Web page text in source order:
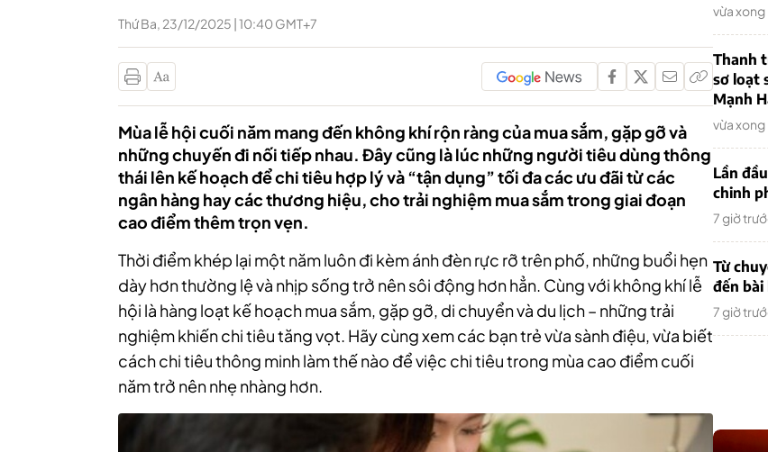
Thứ Ba, 23/12/2025 | 10:40 GMT+7
Mùa lễ hội cuối năm mang đến không khí rộn ràng của mua sắm, gặp gỡ và
những chuyến đi nối tiếp nhau. Đây cũng là lúc những người tiêu dùng thông
thái lên kế hoạch để chi tiêu hợp lý và “tận dụng” tối đa các ưu đãi từ các
ngân hàng hay các thương hiệu, cho trải nghiệm mua sắm trong giai đoạn
cao điểm thêm trọn vẹn.
Thời điểm khép lại một năm luôn đi kèm ánh đèn rực rỡ trên phố, những buổi hẹn
dày hơn thường lệ và nhịp sống trở nên sôi động hơn hẳn. Cùng với không khí lễ
hội là hàng loạt kế hoạch mua sắm, gặp gỡ, di chuyển và du lịch – những trải
nghiệm khiến chi tiêu tăng vọt. Hãy cùng xem các bạn trẻ vừa sành điệu, vừa biết
cách chi tiêu thông minh làm thế nào để việc chi tiêu trong mùa cao điểm cuối
năm trở nên nhẹ nhàng hơn.
vừa xong
Thanh
sơ loạt
Mạnh
vừa xong
Lần
chinh
7 giờ
Từ
đến bài
7 giờ